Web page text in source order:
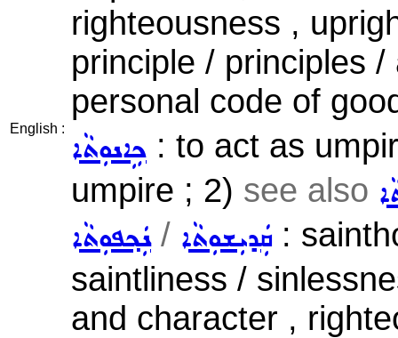
English :
righteousness ,
principle / principles
personal code of
ܟܹܐܢܘܼܬܵܐ : to act as
umpire ; 2) see also
ܢܲܟ݂ܦܘܼܬܵܐ/ ܩܲܕܝܼܫܘܼܬܵܐ :
saintliness /
and character ,